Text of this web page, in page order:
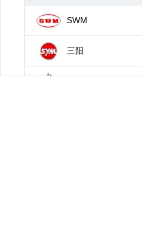
SWM
三阳